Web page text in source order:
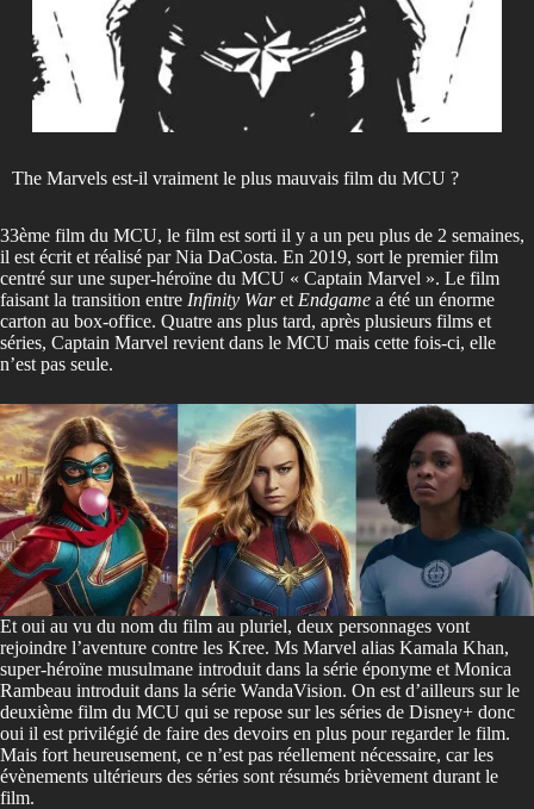
The Marvels est-il vraiment le plus mauvais film du MCU ?
33ème film du MCU, le film est sorti il y a un peu plus de 2 semaines,
il est écrit et réalisé par Nia DaCosta. En 2019, sort le premier film
centré sur une super-héroïne du MCU « Captain Marvel ». Le film
faisant la transition entre Infinity Waret Endgame a été un énorme
carton au box-office. Quatre ans plus tard, après plusieurs films et
séries, Captain Marvel revient dans le MCU mais cette fois-ci, elle
n’est pas seule.
Et oui au vu du nom du film au pluriel, deux personnages vont
rejoindre l’aventure contre les Kree. Ms Marvel alias Kamala Khan,
super-héroïne musulmane introduit dans la série éponyme et Monica
Rambeau introduit dans la série WandaVision. On est d’ailleurs sur le
deuxième film du MCU qui se repose sur les séries de Disney+ donc
oui il est privilégié de faire des devoirs en plus pour regarder le film.
Mais fort heureusement, ce n’est pas réellement nécessaire, car les
évènements ultérieurs des séries sont résumés brièvement durant le
film.